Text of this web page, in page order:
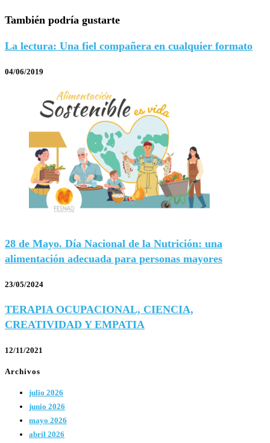
También podría gustarte
La lectura: Una fiel compañera en cualquier formato
04/06/2019
28 de Mayo. Día Nacional de la Nutrición: una
alimentación adecuada para personas mayores
23/05/2024
TERAPIA OCUPACIONAL, CIENCIA,
CREATIVIDAD Y EMPATIA
12/11/2021
Archivos
julio 2026
junio 2026
mayo 2026
abril 2026